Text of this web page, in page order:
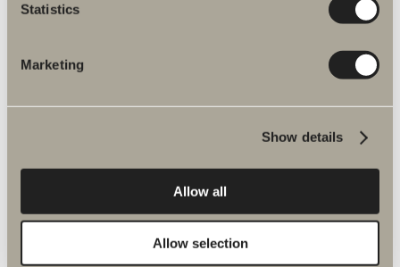
Statistics
Marketing
Show details
Allow all
Allow selection
Fler produkter inom Reservdelar